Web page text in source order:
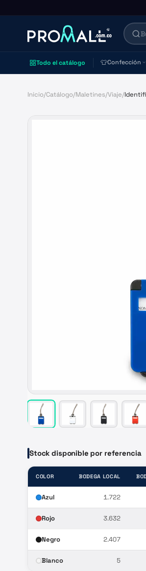
Todo el catálogo 👕Confección
Inicio/Catálogo/Maletines/Viaje/
Stock disponible por referencia
COLOR BODEGA LOCAL
Azul 1.722
Rojo 3.632
Negro 2.407
Blanco 5